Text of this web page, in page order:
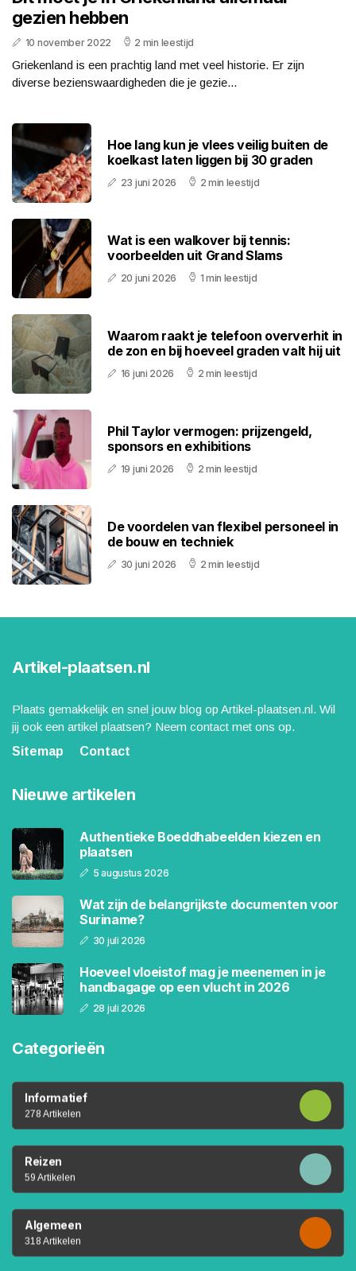
gezien hebben
10 november 2022 2 min leestijd
Griekenland is een prachtig land met veel historie. Er zijn
diverse bezienswaardigheden die je gezie...
Hoe lang kun je vlees veilig buiten de
koelkast laten liggen bij 30 graden
23 juni 2026 2 min leestijd
Wat is een walkover bij tennis:
voorbeelden uit Grand Slams
20 juni 2026 1 min leestijd
Waarom raakt je telefoon oververhit in
de zon en bij hoeveel graden valt hij uit
16 juni 2026 2 min leestijd
Phil Taylor vermogen: prijzengeld,
sponsors en exhibitions
19 juni 2026 2 min leestijd
De voordelen van flexibel personeel in
de bouw en techniek
30 juni 2026 2 min leestijd
Artikel-plaatsen.nl
Plaats gemakkelijk en snel jouw blog op Artikel-plaatsen.nl. Wil
jij ook een artikel plaatsen? Neem contact met ons op.
Sitemap
Contact
Nieuwe artikelen
Authentieke Boeddhabeelden kiezen en
plaatsen
5 augustus 2026
Wat zijn de belangrijkste documenten voor
Suriname?
30 juli 2026
Hoeveel vloeistof mag je meenemen in je
handbagage op een vlucht in 2026
28 juli 2026
Categorieën
Informatief
278 Artikelen
Reizen
59 Artikelen
Algemeen
318 Artikelen